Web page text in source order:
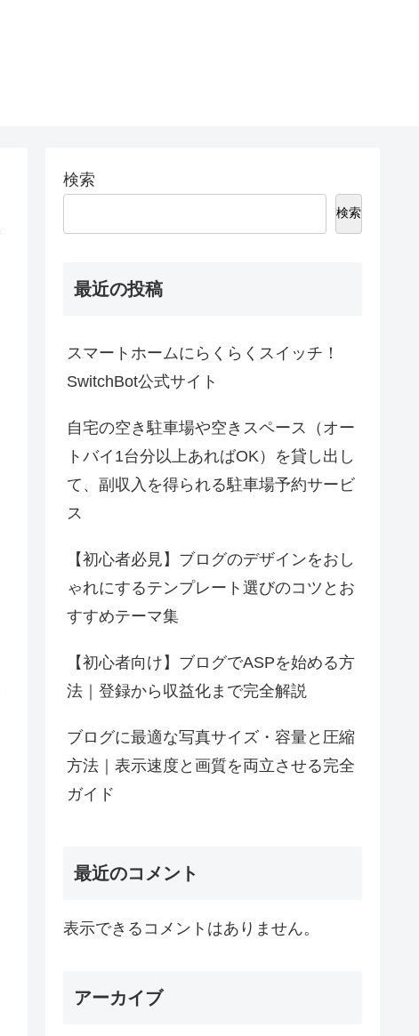
検索
検索
最近の投稿
スマートホームにらくらくスイッチ！
SwitchBot公式サイト
自宅の空き駐車場や空きスペース（オー
トバイ1台分以上あればOK）を貸し出し
て、副収入を得られる駐車場予約サービ
ス
【初心者必見】ブログのデザインをおし
ゃれにするテンプレート選びのコツとお
すすめテーマ集
【初心者向け】ブログでASPを始める方
法｜登録から収益化まで完全解説
ブログに最適な写真サイズ・容量と圧縮
方法｜表示速度と画質を両立させる完全
ガイド
最近のコメント
表示できるコメントはありません。
アーカイブ